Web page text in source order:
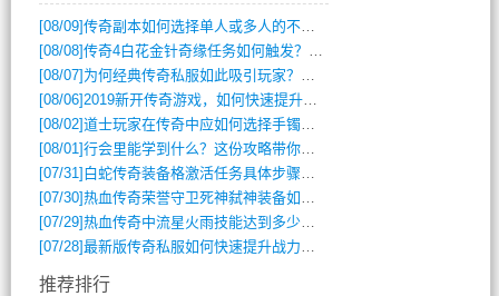
[08/09]传奇副本如何选择单人或多人的不同模式？
[08/08]传奇4白花金针奇缘任务如何触发？完整攻略解析
[08/07] 为何经典传奇私服如此吸引玩家？深度攻略解析
[08/06]2019新开传奇游戏，如何快速提升角色等级？
[08/02]道士玩家在传奇中应如何选择手镯装备？
[08/01]行会里能学到什么？这份攻略带你全掌握
[07/31] 白蛇传奇装备格激活任务具体步骤是什么？如何完成？
[07/30]热血传奇荣誉守卫死神弑神装备如何获取与佩戴攻略？
[07/29]热血传奇中流星火雨技能达到多少级可以开始练装备？
[07/28]最新版传奇私服如何快速提升战力与获取稀有装备？
推荐排行